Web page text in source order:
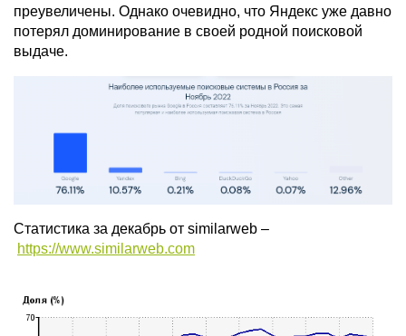
преувеличены. Однако очевидно, что Яндекс уже давно
потерял доминирование в своей родной поисковой
выдаче.
Статистика за декабрь от similarweb –
https://www.similarweb.com